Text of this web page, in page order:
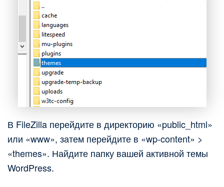
В FileZilla перейдите в директорию «public_html»
или «www», затем перейдите в «wp-content» >
«themes». Найдите папку вашей активной темы
WordPress.